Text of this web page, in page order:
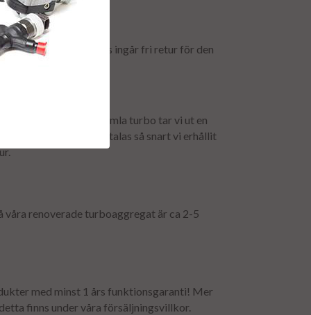
I debiterat fraktpris ingår fri retur för den
för att få tillbaka er gamla turbo tar vi ut en
Depositionen återbetalas så snart vi erhållit
våra renoverade turboaggregat är ca 2-5
med minst 1 års funktionsgaranti! Mer
finns under våra försäljningsvillkor.